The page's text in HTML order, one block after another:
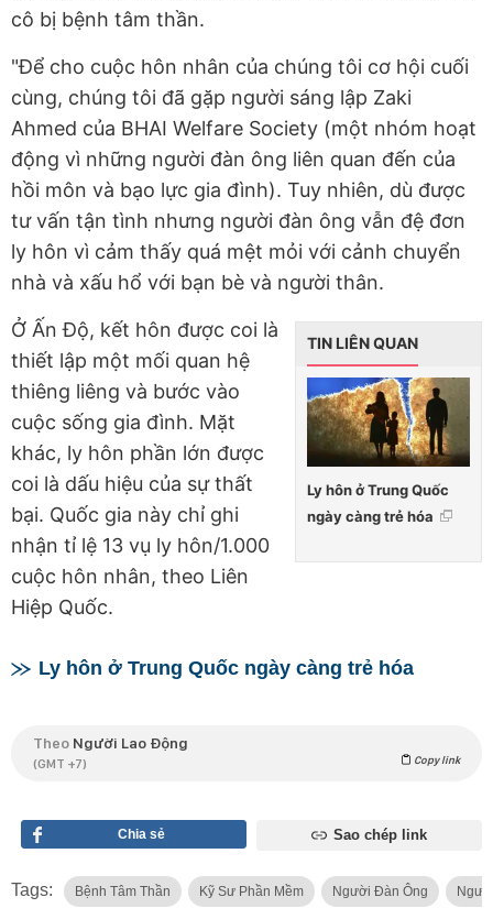
cô bị bệnh tâm thần.
"Để cho cuộc hôn nhân của chúng tôi cơ hội cuối
cùng, chúng tôi đã gặp người sáng lập Zaki
Ahmed của BHAI Welfare Society (một nhóm hoạt
động vì những người đàn ông liên quan đến của
hồi môn và bạo lực gia đình). Tuy nhiên, dù được
tư vấn tận tình nhưng người đàn ông vẫn đệ đơn
ly hôn vì cảm thấy quá mệt mỏi với cảnh chuyển
nhà và xấu hổ với bạn bè và người thân.
TIN LIÊN QUAN
Ly hôn ở Trung Quốc
ngày càng trẻ hóa
Ở Ấn Độ, kết hôn được coi là
thiết lập một mối quan hệ
thiêng liêng và bước vào
cuộc sống gia đình. Mặt
khác, ly hôn phần lớn được
coi là dấu hiệu của sự thất
bại. Quốc gia này chỉ ghi
nhận tỉ lệ 13 vụ ly hôn/1.000
cuộc hôn nhân, theo Liên
Hiệp Quốc.
Ly hôn ở Trung Quốc ngày càng trẻ hóa
Theo Người Lao Động
(GMT +7) Copy link
Chia sẻ Sao chép link
Tags: Bệnh Tâm Thần Kỹ Sư Phần Mềm Người Đàn Ông